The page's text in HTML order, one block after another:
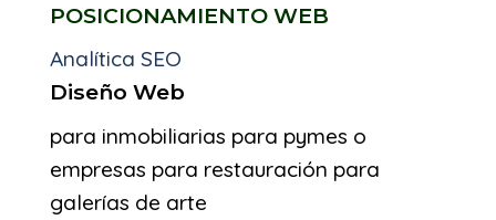
POSICIONAMIENTO WEB
Analítica SEO
Diseño Web
para inmobiliarias para pymes o
empresas para restauración para
galerías de arte